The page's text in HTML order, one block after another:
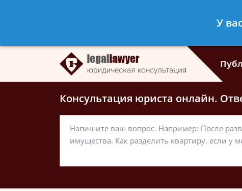
- Частный юрист,
Консультация юриста онлайн.
У